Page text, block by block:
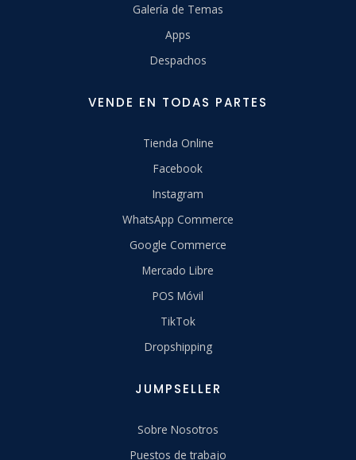
Galería de Temas
Apps
Despachos
VENDE EN TODAS PARTES
Tienda Online
Facebook
Instagram
WhatsApp Commerce
Google Commerce
Mercado Libre
POS Móvil
TikTok
Dropshipping
JUMPSELLER
Sobre Nosotros
Puestos de trabajo